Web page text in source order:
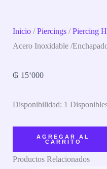
Inicio /Piercings /Piercing
Acero Inoxidable /
₲ 15‘000
Disponibilidad: 1
AGREGAR AL
CARRITO
Productos Relacionados